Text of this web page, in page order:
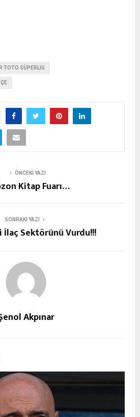
TOTO SÜPERLIG
ÖNCEKI YAZI
Kitap Fuarı…
SONRAKI YAZI
İlaç Sektörünü Vurdu!!!
Akpınar